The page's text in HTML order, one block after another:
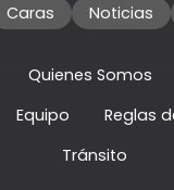
Caras Noticias
Quienes Somos
Equipo
Reglas
Tránsito